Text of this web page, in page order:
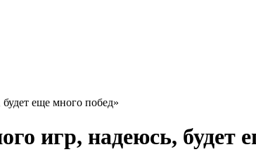
еще много побед»
игр, надеюсь, будет